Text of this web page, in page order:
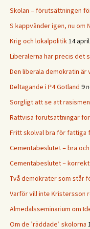
Skolan – förutsättningen
S kappvänder igen, nu om
Krig och lokalpolitik14
Liberalerna har precis det
Den liberala demokratin är
Deltagande i P4 Gotland 9
Sorgligt att se att
Rättvisa förutsättningar
Fritt skolval bra för fattiga
Cementabeslutet – bra
Cementabeslutet –
Två demokrater som står
Varför vill inte Kristersson
Almedalsseminarium om
Om de ’räddade’ skolorna